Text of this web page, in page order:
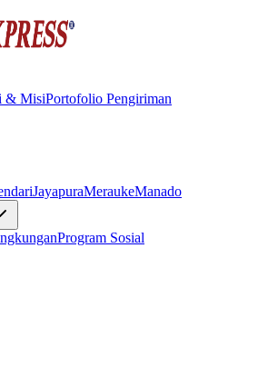
& MisiPortofolio Pengiriman
JayapuraMeraukeManado
Program Sosial